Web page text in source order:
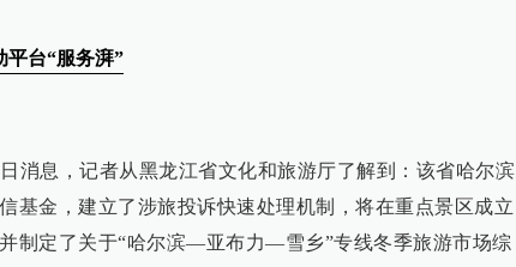
平台“服务湃”
消息，记者从黑龙江省文化和旅游厅了解到：该省哈尔滨
基金，建立了涉旅投诉快速处理机制，将在重点景区成立
制定了关于“哈尔滨—亚布力—雪乡”专线冬季旅游市场综